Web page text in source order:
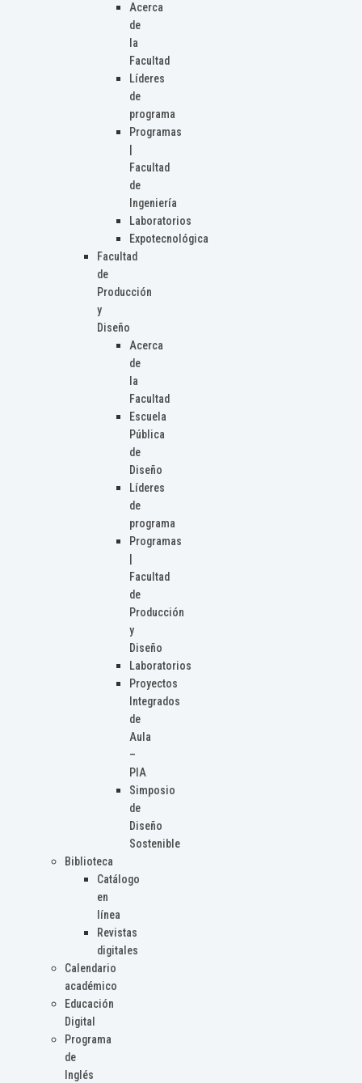
Acerca
de
la
Facultad
Líderes
de
programa
Programas
Facultad
de
Ingeniería
Laboratorios
Expotecnológica
Facultad
de
Producción
y
Diseño
Acerca
de
la
Facultad
Escuela
Pública
de
Diseño
Líderes
de
programa
Programas
Facultad
de
Producción
y
Diseño
Laboratorios
Proyectos
Integrados
de
Aula
–
PIA
Simposio
de
Diseño
Sostenible
Biblioteca
Catálogo
en
línea
Revistas
digitales
Calendario
académico
Educación
Digital
Programa
de
Inglés